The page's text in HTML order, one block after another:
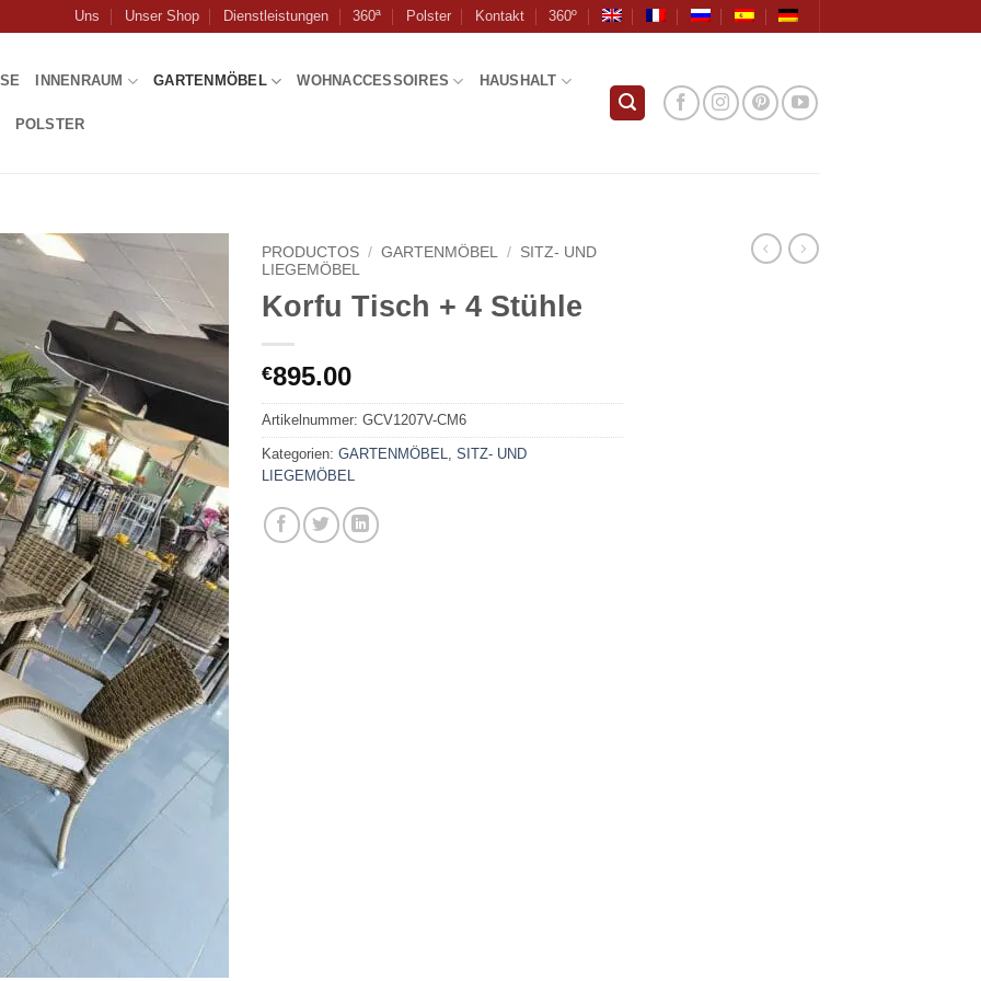
Uns Unser Shop Dienstleistungen 360ª Polster Kontakt 360º
INNENRAUM GARTENMÖBEL WOHNACCESSOIRES HAUSHALT
POLSTER
PRODUCTOS / GARTENMÖBEL / SITZ- UND
LIEGEMÖBEL
Korfu Tisch + 4 Stühle
€895.00
Artikelnummer: GCV1207V-CM6
Kategorien: GARTENMÖBEL
SITZ- UND
LIEGEMÖBEL